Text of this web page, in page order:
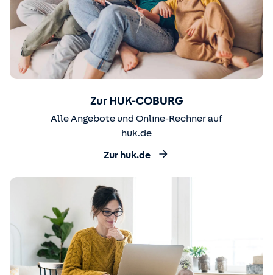
Zur HUK-COBURG
Alle Angebote und Online-Rechner auf
huk.de
Zur huk.de